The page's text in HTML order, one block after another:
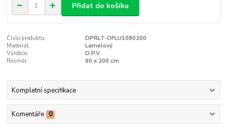
Přidat do košíku
Číslo produktu:
DPRLT-OFLU1080200
Materiál:
Lamelový
Výrobce:
D.P.V.
Rozměr:
80 x 200 cm
Kompletní specifikace
Komentáře 0